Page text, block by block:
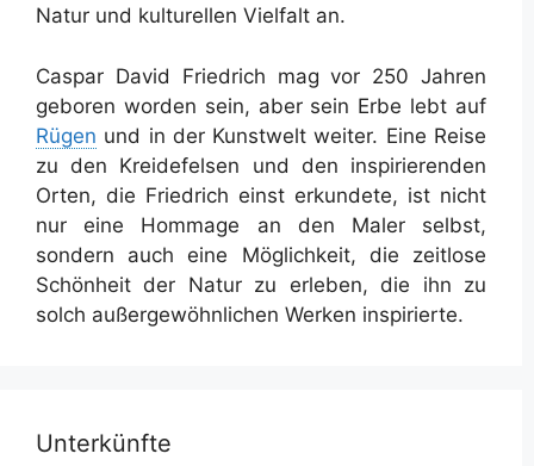
Natur und kulturellen Vielfalt an.
Caspar David Friedrich mag vor 250 Jahren
geboren worden sein, aber sein Erbe lebt auf
Rügen und in der Kunstwelt weiter. Eine Reise
zu den Kreidefelsen und den inspirierenden
Orten, die Friedrich einst erkundete, ist nicht
nur eine Hommage an den Maler selbst,
sondern auch eine Möglichkeit, die zeitlose
Schönheit der Natur zu erleben, die ihn zu
solch außergewöhnlichen Werken inspirierte.
Unterkünfte